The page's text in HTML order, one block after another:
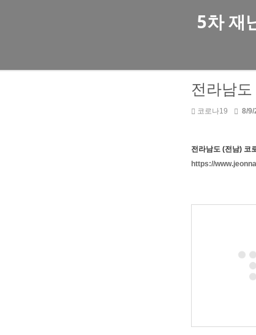
5차 재
전라남도
코로나19 8/9/
전라남도 (전남) 코
https://